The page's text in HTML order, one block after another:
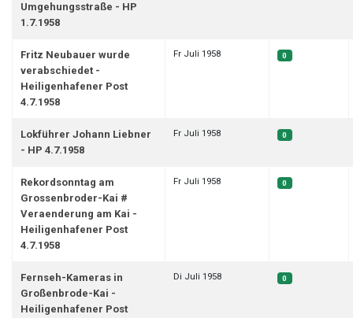
Umgehungsstraße - HP
1.7.1958
Fritz Neubauer wurde
verabschiedet -
Heiligenhafener Post
4.7.1958
Fr Juli 1958 0
Lokführer Johann Liebner
- HP 4.7.1958
Fr Juli 1958 0
Rekordsonntag am
Grossenbroder-Kai #
Veraenderung am Kai -
Heiligenhafener Post
4.7.1958
Fr Juli 1958 0
Fernseh-Kameras in
Großenbrode-Kai -
Heiligenhafener Post
Di Juli 1958 0